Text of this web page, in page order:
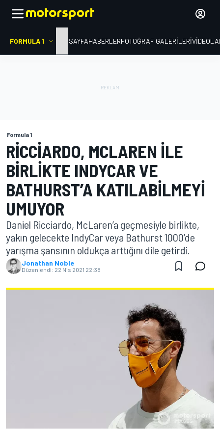
FORMULA 1 ANA SAYFAHABERLERFOTOĞRAF GALERILERI
Formula 1
RICCIARDO, MCLAREN ILE
BIRLIKTE INDYCAR VE
BATHURST’A KATILABILMEYI
UMUYOR
Daniel Ricciardo, McLaren’a geçmesiyle birlikte,
yakın gelecekte IndyCar veya Bathurst 1000’de
yarışma şansının oldukça arttığını dile getirdi.
Jonathan Noble
Düzenlendi: 22 Nis 2021 22:38